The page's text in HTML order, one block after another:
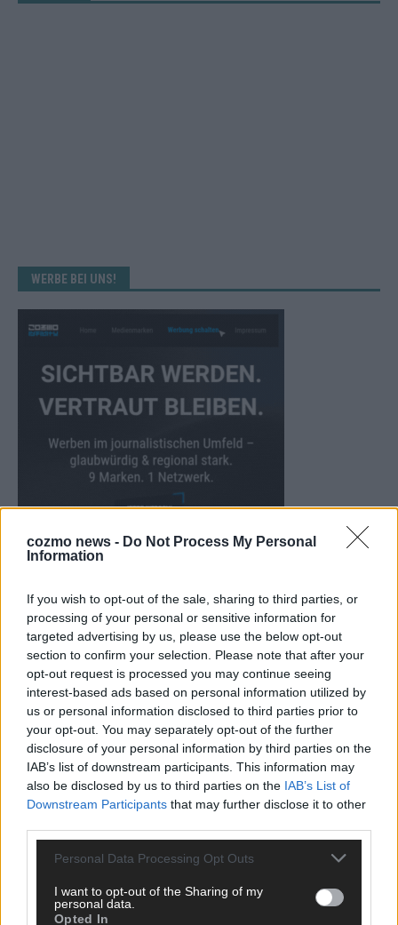
cozmo news - Do Not Process My Personal
Information
If you wish to opt-out of the sale, sharing to third parties, or
processing of your personal or sensitive information for
targeted advertising by us, please use the below opt-out
section to confirm your selection. Please note that after your
opt-out request is processed you may continue seeing
interest-based ads based on personal information utilized by
us or personal information disclosed to third parties prior to
your opt-out. You may separately opt-out of the further
disclosure of your personal information by third parties on the
IAB’s list of downstream participants. This information may
also be disclosed by us to third parties on the IAB’s List of
Downstream Participants that may further disclose it to other
Personal Data Processing Opt Outs
I want to opt-out of the Sharing of my
personal data.
Opted In
WERBE BEI UNS!
KEINE NEWS MEHR VERPASSEN